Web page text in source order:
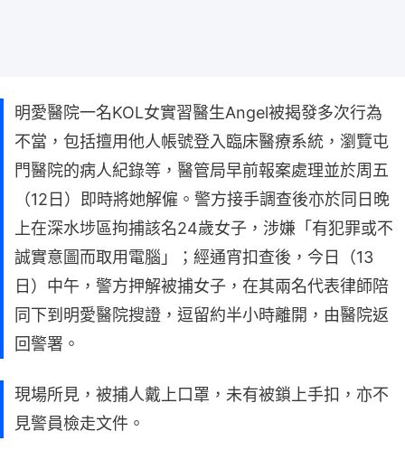
明愛醫院一名KOL女實習醫生Angel被揭發多次行為
不當，包括擅用他人帳號登入臨床醫療系統，瀏覽屯
門醫院的病人紀錄等，醫管局早前報案處理並於周五
（12日）即時將她解僱。警方接手調查後亦於同日晚
上在深水埗區拘捕該名24歲女子，涉嫌「有犯罪或不
誠實意圖而取用電腦」；經通宵扣查後，今日（13
日）中午，警方押解被捕女子，在其兩名代表律師陪
同下到明愛醫院搜證，逗留約半小時離開，由醫院返
回警署。
現場所見，被捕人戴上口罩，未有被鎖上手扣，亦不
見警員檢走文件。